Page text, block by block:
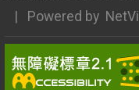
| Powered by